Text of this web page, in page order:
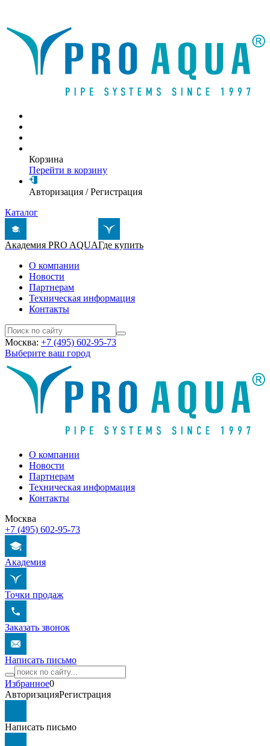
Корзина
Перейти в корзину
Авторизация /Регистрация
Каталог
Академия PRO AQUAГде купить
О компании
Новости
Партнерам
Техническая информация
Контакты
Москва: +7 (495) 602-95-73
Выберите ваш город
О компании
Новости
Партнерам
Техническая информация
Контакты
Москва
+7 (495) 602-95-73
Академия
Точки продаж
Заказать звонок
Написать письмо
Избранное0
АвторизацияРегистрация
Написать письмо